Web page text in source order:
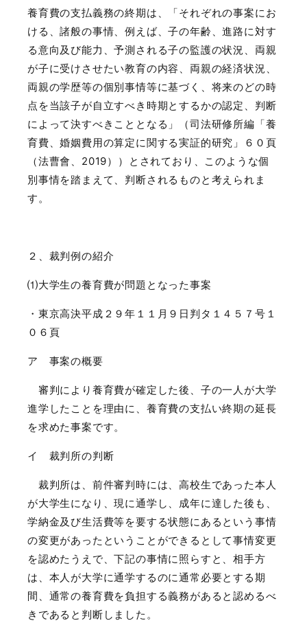
養育費の支払義務の終期は、「それぞれの事案にお
ける、諸般の事情、例えば、子の年齢、進路に対す
る意向及び能力、予測される子の監護の状況、両親
が子に受けさせたい教育の内容、両親の経済状況、
両親の学歴等の個別事情等に基づく、将来のどの時
点を当該子が自立すべき時期とするかの認定、判断
によって決すべきこととなる」（司法研修所編「養
育費、婚姻費用の算定に関する実証的研究」６０頁
（法曹會、 2019））とされており、このような個
別事情を踏まえて、判断されるものと考えられま
す。
２、裁判例の紹介
⑴大学生の養育費が問題となった事案
・東京高決平成２９年１１月９日判タ１４５７号１
０６頁
ア 事案の概要
審判により養育費が確定した後、子の一人が大学
進学したことを理由に、養育費の支払い終期の延長
を求めた事案です。
イ 裁判所の判断
裁判所は、前件審判時には、高校生であった本人
が大学生になり、現に通学し、成年に達した後も、
学納金及び生活費等を要する状態にあるという事情
の変更があったということができるとして事情変更
を認めたうえで、下記の事情に照らすと、相手方
は、本人が大学に通学するのに通常必要とする期
間、通常の養育費を負担する義務があると認めるべ
きであると判断しました。